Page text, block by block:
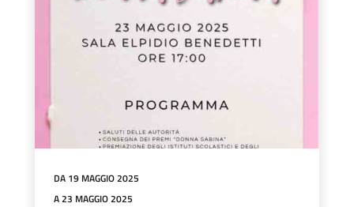
DA 19 MAGGIO 2025
A 23 MAGGIO 2025